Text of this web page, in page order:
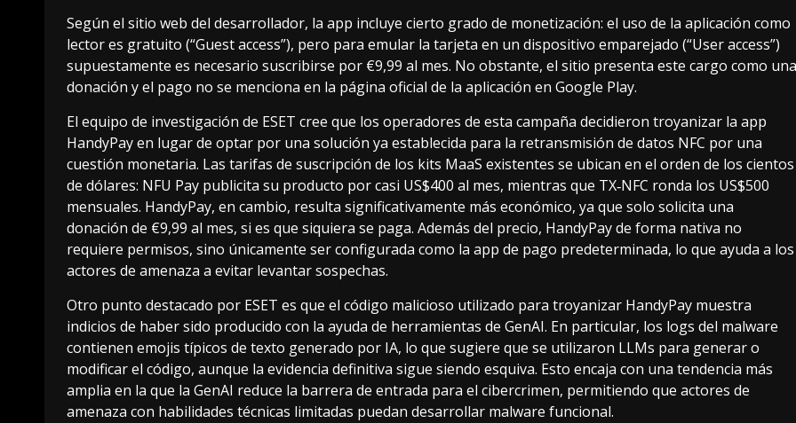
Según el sitio web del desarrollador, la app incluye cierto grado de monetización: el uso de la aplicación como
lector es gratuito (“Guest access”), pero para emular la tarjeta en un dispositivo emparejado (“User access”)
supuestamente es necesario suscribirse por €9,99 al mes. No obstante, el sitio presenta este cargo como una
donación y el pago no se menciona en la página oficial de la aplicación en Google Play.
El equipo de investigación de ESET cree que los operadores de esta campaña decidieron troyanizar la app
HandyPay en lugar de optar por una solución ya establecida para la retransmisión de datos NFC por una
cuestión monetaria. Las tarifas de suscripción de los kits MaaS existentes se ubican en el orden de los cientos
de dólares: NFU Pay publicita su producto por casi US$400 al mes, mientras que TX‑NFC ronda los US$500
mensuales. HandyPay, en cambio, resulta significativamente más económico, ya que solo solicita una
donación de €9,99 al mes, si es que siquiera se paga. Además del precio, HandyPay de forma nativa no
requiere permisos, sino únicamente ser configurada como la app de pago predeterminada, lo que ayuda a los
actores de amenaza a evitar levantar sospechas.
Otro punto destacado por ESET es que el código malicioso utilizado para troyanizar HandyPay muestra
indicios de haber sido producido con la ayuda de herramientas de GenAI. En particular, los logs del malware
contienen emojis típicos de texto generado por IA, lo que sugiere que se utilizaron LLMs para generar o
modificar el código, aunque la evidencia definitiva sigue siendo esquiva. Esto encaja con una tendencia más
amplia en la que la GenAI reduce la barrera de entrada para el cibercrimen, permitiendo que actores de
amenaza con habilidades técnicas limitadas puedan desarrollar malware funcional.